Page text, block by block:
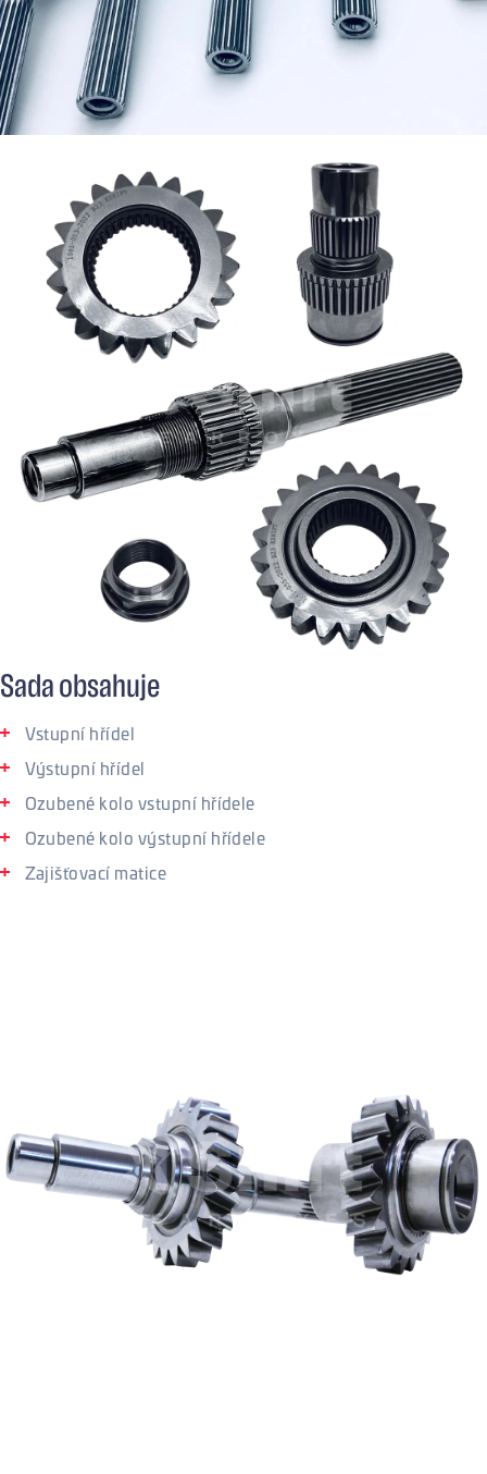
Sada obsahuje
Vstupní hřídel
Výstupní hřídel
Ozubené kolo vstupní hřídele
Ozubené kolo výstupní hřídele
Zajišťovací matice